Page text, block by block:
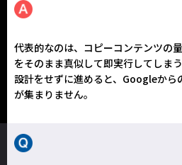
代表的なのは、コピーコンテンツの
をそのまま真似して即実行してしま
設計をせずに進めると、Googleから
が集まりません。